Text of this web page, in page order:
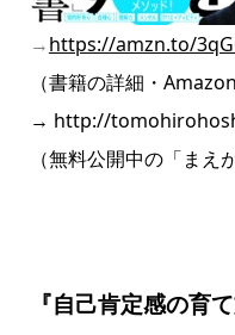
→https://amzn.to/
（書籍の詳細・
→ http://
（無料公開中の「まえ
『自己肯定感の育て